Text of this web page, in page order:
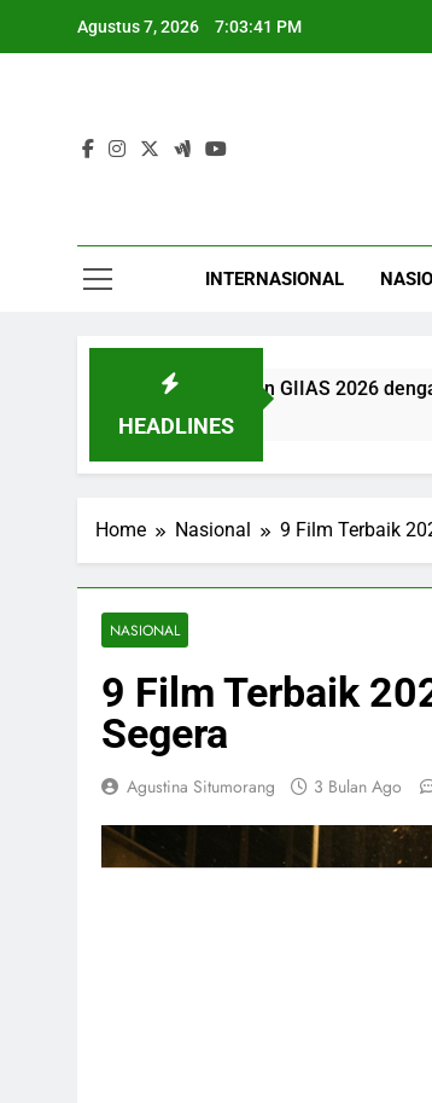
Agustus 7, 2026 7:03:41 PM
INTERNASIONAL
HEADLINES
Dukung Pelaksanaan GIIAS 2026 dengan
Home Nasional 9 Film Terbaik
NASIONAL
9 Film Terbaik
Segera
Agustina Situmorang 3 Bulan Ago